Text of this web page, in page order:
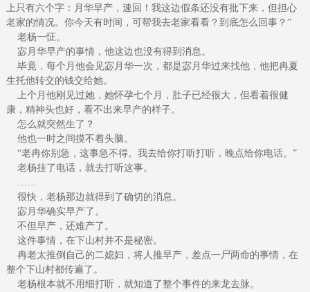
上只有六个字：月华早产，速回！我这边假条还没有批下来，但担心
老家的情况。你今天有时间，可帮我去老家看看？到底怎么回事？”
老杨一怔。
宓月华早产的事情，他这边也没有得到消息。
毕竟，每个月他会见宓月华一次，都是宓月华过来找他，他把冉夏
生托他转交的钱交给她。
上个月他刚见过她，她怀孕七个月，肚子已经很大，但看着很健
康，精神头也好，看不出来早产的样子。
怎么就突然生了？
他也一时之间摸不着头脑。
“老冉你别急，这事急不得。我去给你打听打听，晚点给你电话。”
老杨挂了电话，就去打听这事。
很快，老杨那边就得到了确切的消息。
宓月华确实早产了。
不但早产，还难产了。
这件事情，在下山村并不是秘密。
冉老太推倒自己的二媳妇，将人推早产，差点一尸两命的事情，在
整个下山村都传遍了。
老杨根本就不用细打听，就知道了整个事件的来龙去脉。